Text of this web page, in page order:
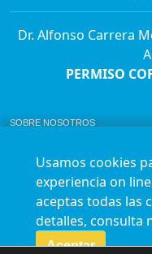
Dr. Alfonso Carrera
PERMISO
SOBRE NOSOTROS
AVISO DE PRIVACIDAD
Horario de
Lunes a
Usamos cookies
experiencia on
aceptas todas las
detalles, consulta
Aceptar